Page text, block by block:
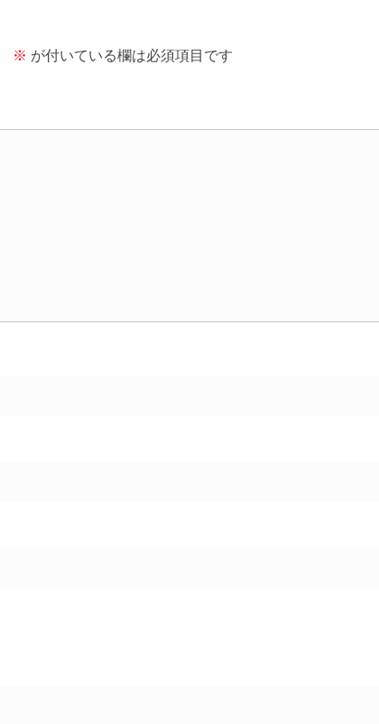
※ が付いている欄は必須項目です